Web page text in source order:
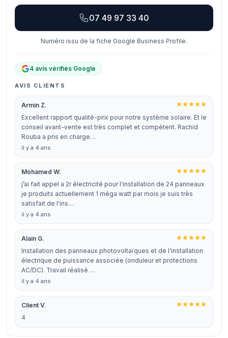
07 49 97 33 40
Numéro issu de la fiche Google Business Profile.
4 avis vérifiés Google
AVIS CLIENTS
Armin Z.
Excellent rapport qualité-prix pour notre système solaire. Et le
conseil avant-vente est très complet et compétent. Rachid
Rouba a pris en charge…
il y a 4 ans
Mohamed W.
j’ai fait appel a 2r électricité pour l'installation de 24 panneaux
je produits actuellement 1 méga watt par mois je suis très
satisfait de l'ins…
il y a 4 ans
Alain G.
Installation des panneaux photovoltaïques et de l’installation
électrique de puissance associée (onduleur et protections
AC/DC). Travail réalisé …
il y a 4 ans
Client V.
4